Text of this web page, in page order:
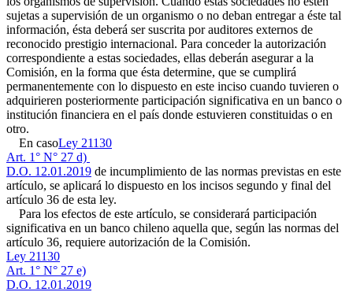
sujetas a supervisión de un organismo o no deban entregar a éste tal
información, ésta deberá ser suscrita por auditores externos de
reconocido prestigio internacional. Para conceder la autorización
correspondiente a estas sociedades, ellas deberán asegurar a la
Comisión, en la forma que ésta determine, que se cumplirá
permanentemente con lo dispuesto en este inciso cuando tuvieren o
adquirieren posteriormente participación significativa en un banco o
institución financiera en el país donde estuvieren constituidas o en
otro.
En casoLey 21130
Art. 1° N° 27 d)
D.O. 12.01.2019 de incumplimiento de las normas previstas en este
artículo, se aplicará lo dispuesto en los incisos segundo y final del
artículo 36 de esta ley.
Para los efectos de este artículo, se considerará participación
significativa en un banco chileno aquella que, según las normas del
artículo 36, requiere autorización de la Comisión.
Ley 21130
Art. 1° N° 27 e)
D.O. 12.01.2019